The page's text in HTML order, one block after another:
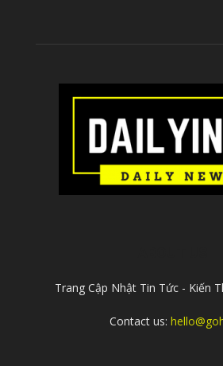
Trang Cập Nhật Tin Tức - Kiến
Contact us: